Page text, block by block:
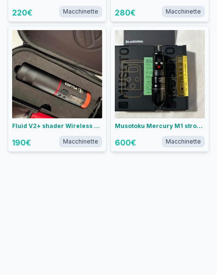
220€ Macchinette 280€ Macchinette
Fluid V2+ shader Wireless Tattoo Pen - Corsa 3.5 mm
190€ Macchinette
Musotoku Mercury M1 stroke 4.3
600€ Macchinette